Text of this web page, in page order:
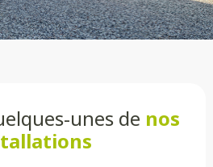
unes de nos